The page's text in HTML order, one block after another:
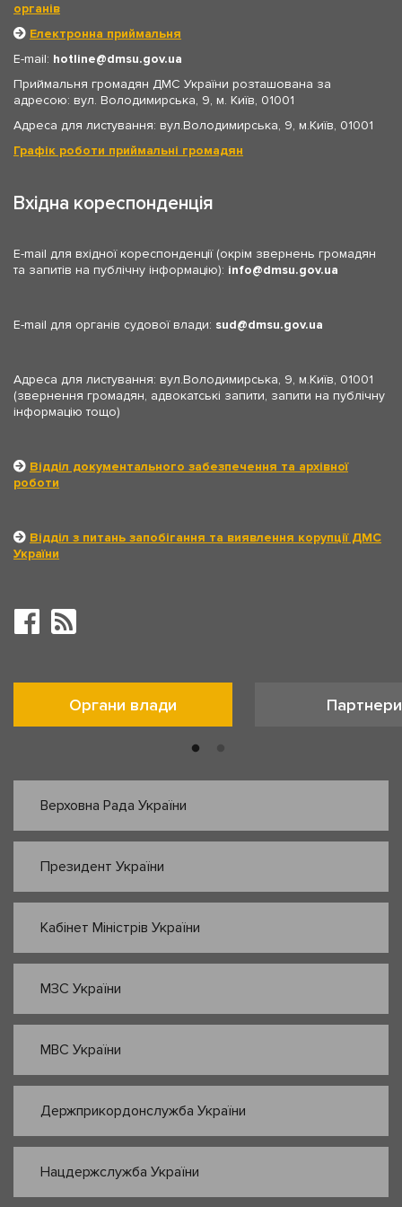
органів
Електронна приймальня
E-mail: hotline
dmsu.gov.ua
Приймальня громадян ДМС України розташована за
адресою: вул. Володимирська, 9, м. Київ, 01001
Адреса для листування: вул.Володимирська, 9, м.Київ, 01001
Графік роботи приймальні громадян
Вхідна кореспонденція
E-mail для вхідної кореспонденції (окрім звернень громадян
та запитів на публічну інформацію): info dmsu.gov.ua
E-mail для органів судової влади: sud dmsu.gov.ua
Адреса для листування: вул.Володимирська, 9, м.Київ, 01001
(звернення громадян, адвокатські запити, запити на публічну
інформацію тощо)
Відділ документального забезпечення та архівної
роботи
Відділ з питань запобігання та виявлення корупції ДМС
України
Органи влади Партнери
Верховна Рада України
Президент України
Кабінет Міністрів України
МЗС України
МВС України
Держприкордонслужба України
Нацдержслужба України